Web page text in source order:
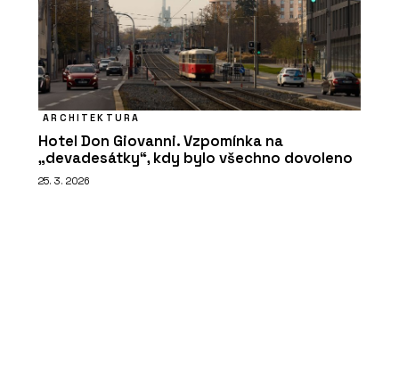
ARCHITEKTURA
Hotel Don Giovanni. Vzpomínka na
„devadesátky“, kdy bylo všechno dovoleno
25. 3. 2026